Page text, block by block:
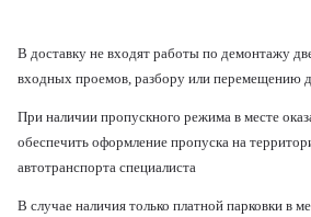
В доставку не входят работы по демонтажу
входных проемов, разбору или перемещению
При наличии пропускного режима в месте
обеспечить оформление пропуска на
автотранспорта специалиста
В случае наличия только платной парковки в